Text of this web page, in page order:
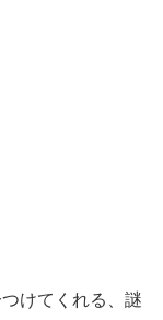
けてくれる、謎